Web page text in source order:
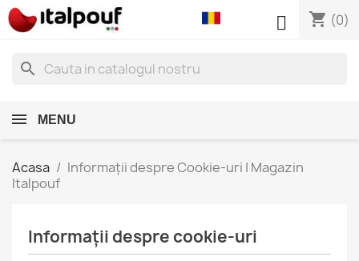
shopping_cart (0)

search
MENU
Acasa
Informații despre Cookie-uri | Magazin
Italpouf
Informații despre cookie-uri